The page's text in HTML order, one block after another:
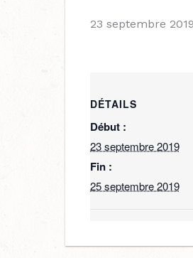
23 septembre 2019
DÉTAILS
Début :
23 septembre 2019
Fin :
25 septembre 2019